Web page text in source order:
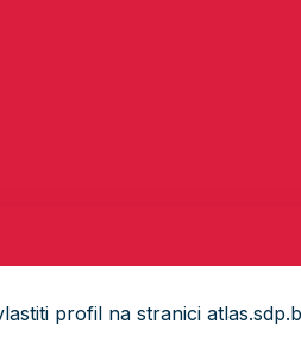
profil na stranici